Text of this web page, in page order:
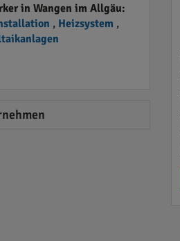
in Wangen im Allgäu:
, Heizsystem ,